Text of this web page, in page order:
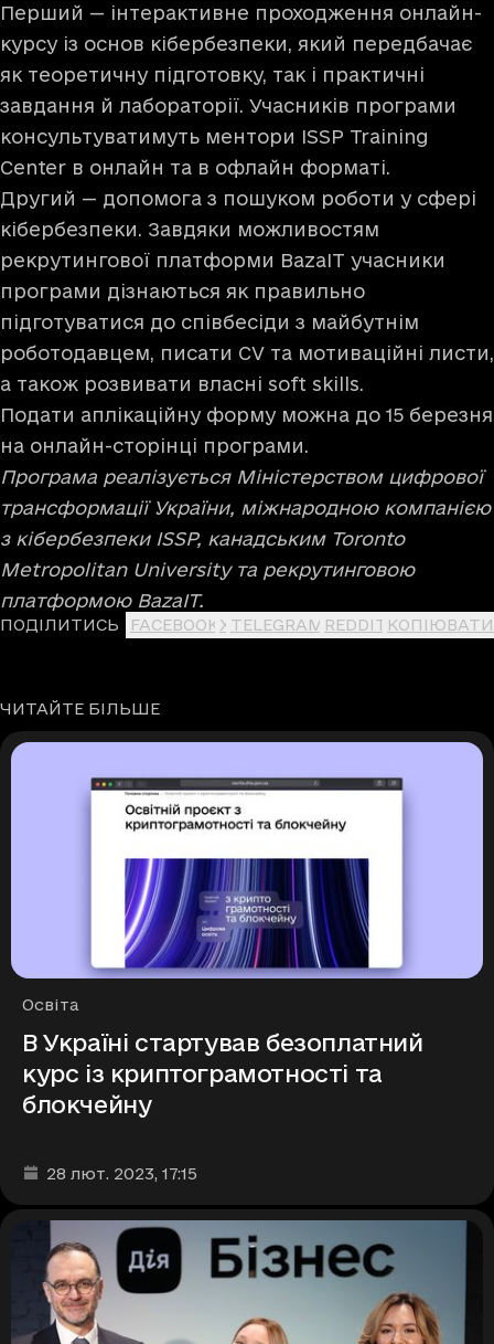
Перший — інтерактивне проходження онлайн-
курсу із основ кібербезпеки, який передбачає
як теоретичну підготовку, так і практичні
завдання й лабораторії. Учасників програми
консультуватимуть ментори ISSP Training
Center в онлайн та в офлайн форматі.
Другий — допомога з пошуком роботи у сфері
кібербезпеки. Завдяки можливостям
рекрутингової платформи BazaIT учасники
програми дізнаються як правильно
підготуватися до співбесіди з майбутнім
роботодавцем, писати CV та мотиваційні листи,
а також розвивати власні soft skills.
Подати аплікаційну форму можна до 15 березня
на онлайн-сторінці програми.
Програма реалізується Міністерством цифрової
трансформації України, міжнародною компанією
з кібербезпеки ISSP, канадським Toronto
Metropolitan University та рекрутинговою
платформою BazaIT.
ПОДІЛИТИСЬ FACEBOOK X TELEGRAM REDDIT КОПІЮВАТИ
ЧИТАЙТЕ БІЛЬШЕ
Рубрики
Освіта
В Україні стартував безоплатний
курс із криптограмотності та
блокчейну
Дата та час публікації
28 лют. 2023, 17:15